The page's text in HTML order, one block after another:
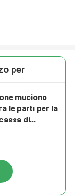
per
muoiono
le parti per la
di